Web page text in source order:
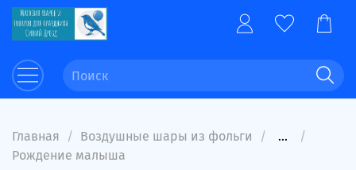
Главная Воздушные шары из фольги
...
Рождение малыша